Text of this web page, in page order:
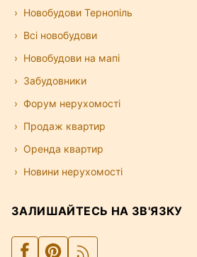
Новобудови Тернопіль
Всі новобудови
Новобудови на мапі
Забудовники
Форум нерухомості
Продаж квартир
Оренда квартир
Новини нерухомості
ЗАЛИШАЙТЕСЬ НА ЗВ'ЯЗКУ